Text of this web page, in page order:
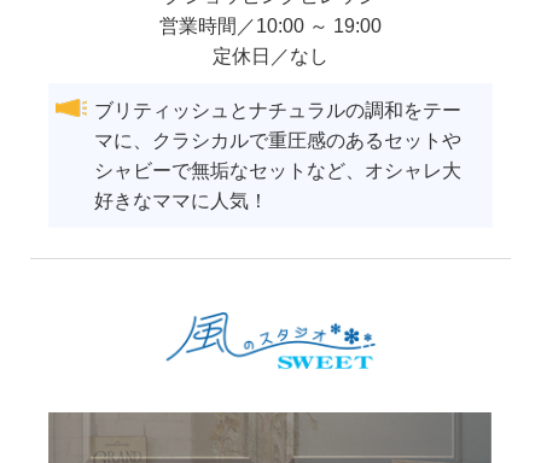
営業時間／10:00 ～ 19:00
定休日／なし
ブリティッシュとナチュラルの調和をテー
マに、クラシカルで重圧感のあるセットや
シャビーで無垢なセットなど、オシャレ大
好きなママに人気！